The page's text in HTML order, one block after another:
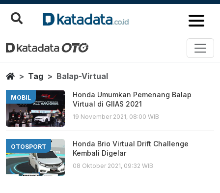
Balap Virtual
Berita Terbaru
HomeTag Balap-Virtual
MOBIL
Honda Umumkan Pemenang Balap
Virtual di GIIAS 2021
19 November 2021, 08:00 WIB
OTOSPORT
Honda Brio Virtual Drift Challenge
Kembali Digelar
08 Oktober 2021, 09:32 WIB